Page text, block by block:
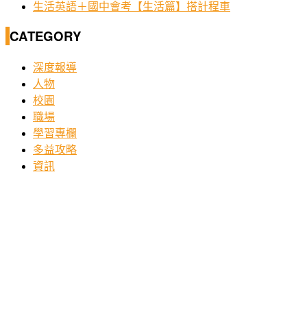
生活英語＋國中會考【生活篇】搭計程車
CATEGORY
深度報導
人物
校園
職場
學習專欄
多益攻略
資訊